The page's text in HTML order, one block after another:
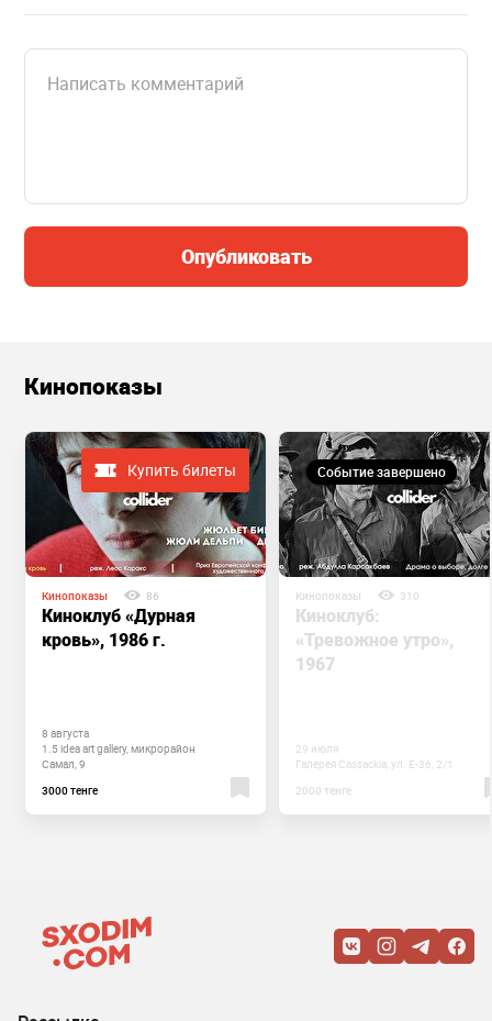
Опубликовать
Кинопоказы
Купить билеты
Кинопоказы 86
Киноклуб «Дурная
кровь», 1986 г.
8 августа
1.5 idea art gallery, микрорайон
Самал, 9
3000 тенге
Событие завершено
Кинопоказы 310
Киноклуб:
«Тревожное утро»,
1967
29 июля
Галерея Cassackia, ул. E-36, 2/1
2000 тенге